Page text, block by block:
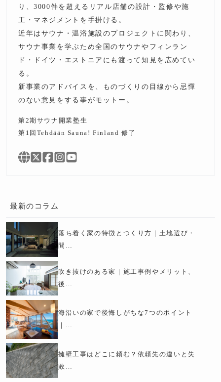
り、3000件を超えるリアル店舗の設計・監修や施
工・マネジメントを手掛ける。
近年はサウナ・温浴施設のプロジェクトに関わり、
サウナ事業を学ぶため全国のサウナやフィンラン
ド・ドイツ・エストニアにも渡って知見を広めてい
る。
新事業のアドバイスを、ものづくりの目線から忌憚
のない意見をする事がモットー。
第2期サウナ開業塾生
第1回Tehdään Sauna! Finland 修了
最新のコラム
落ち着く家の特徴とつくり方｜土地選び・
間…
吹き抜けのある家｜施工事例やメリット、
後…
海沿いの家で後悔しがちな7つのポイント
｜…
擁壁工事はどこに頼む？依頼先の違いと失
敗…